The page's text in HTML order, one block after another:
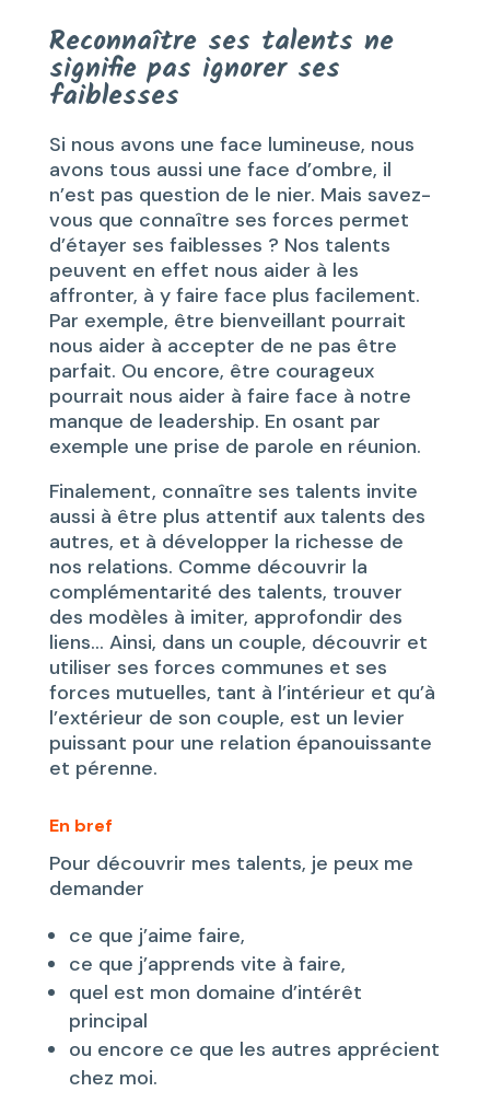
Reconnaître ses talents ne
signifie pas ignorer ses
faiblesses
Si nous avons une face lumineuse, nous
avons tous aussi une face d’ombre, il
n’est pas question de le nier. Mais savez-
vous que connaître ses forces permet
d’étayer ses faiblesses ? Nos talents
peuvent en effet nous aider à les
affronter, à y faire face plus facilement.
Par exemple, être bienveillant pourrait
nous aider à accepter de ne pas être
parfait. Ou encore, être courageux
pourrait nous aider à faire face à notre
manque de leadership. En osant par
exemple une prise de parole en réunion.
Finalement, connaître ses talents invite
aussi à être plus attentif aux talents des
autres, et à développer la richesse de
nos relations. Comme découvrir la
complémentarité des talents, trouver
des modèles à imiter, approfondir des
liens… Ainsi, dans un couple, découvrir et
utiliser ses forces communes et ses
forces mutuelles, tant à l’intérieur et qu’à
l’extérieur de son couple, est un levier
puissant pour une relation épanouissante
et pérenne.
En bref
Pour découvrir mes talents, je peux me
demander
ce que j’aime faire,
ce que j’apprends vite à faire,
quel est mon domaine d’intérêt
principal
ou encore ce que les autres apprécient
chez moi.